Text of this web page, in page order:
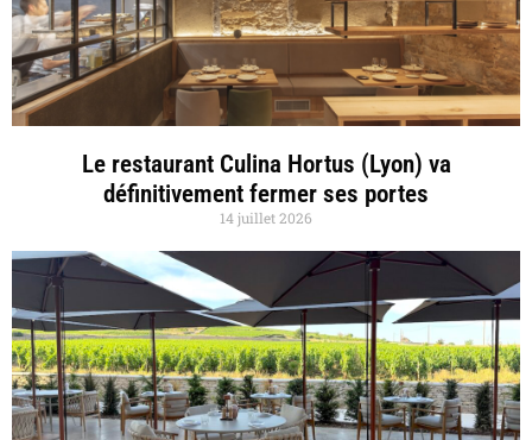
Le restaurant Culina Hortus (Lyon) va
définitivement fermer ses portes
14 juillet 2026